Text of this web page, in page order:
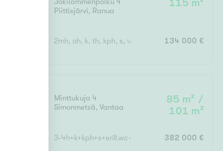
Piittisjärvi, Ranua
115 m²
2mh, oh, k, th, kph, s, wc, parvi 134 000 €
Minttukuja 4
Simonmetsä,Vantaa
85 m² /
101 m²
3-4h+k+kph+s+erill.wc+khh+lasitettu382 000 €